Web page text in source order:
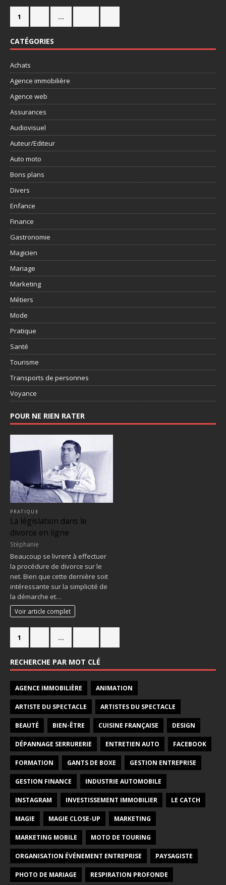
1 …
CATÉGORIES
Achats
Agence immobilière
Agence web
Assurances
Audiovisuel
Auteur/Editeur
Auto moto
Bons plans
Divers
Enfance
Finance
Gastronomie
Magicien
Mariage
Marketing
Métiers
Mode
Pratique
Santé
Tourisme
Transports de personnes
Voyance
POUR NE RIEN RATER
PRATIQUE
La législation dans le
divorce en ligne
Stéphanie
Beaucoup se livrent à effectuer
la procédure de divorce sur le
net. Bien que cette dernière soit
intéressante sur la simplicité de
la démarche et…
Voir article complet
1 …
RECHERCHE PAR MOT CLÉ
AGENCE IMMOBILIÈRE ANIMATION
ARTISTE DU SPECTACLE ARTISTES DU SPECTACLE
BEAUTÉ BIEN-ÊTRE CUISINE FRANÇAISE DESIGN
DÉPANNAGE SERRURERIE ENTRETIEN AUTO FACEBOOK
FORMATION GANTS DE BOXE GESTION ENTREPRISE
GESTION FINANCE INDUSTRIE AUTOMOBILE
INSTAGRAM INVESTISSEMENT IMMOBILIER LE CATCH
MAGIE MAGIE CLOSE-UP MARKETING
MARKETING MOBILE MOTO DE TOURING
ORGANISATION ÉVÉNEMENT ENTREPRISE PAYSAGISTE
PHOTO DE MARIAGE RESPIRATION PROFONDE